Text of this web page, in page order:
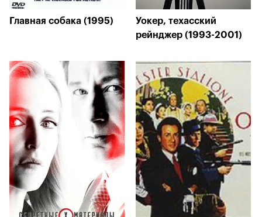
Главная собака (1995)
Уокер, техасский
рейнджер (1993-2001)